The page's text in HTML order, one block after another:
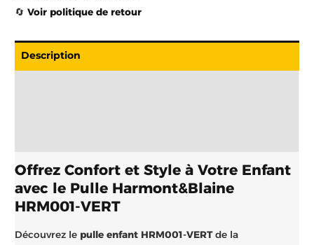
🔄 Voir politique de retour
Description
Offrez Confort et Style à Votre Enfant
avec le Pulle Harmont&Blaine
HRM001-VERT
Découvrez le pulle enfant HRM001-VERTde la